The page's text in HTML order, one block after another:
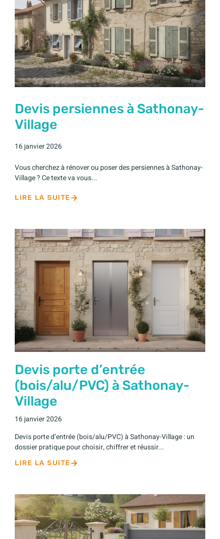
Devis persiennes à Sathonay-
Village
16 janvier 2026
Vous cherchez à rénover ou poser des persiennes à Sathonay-
Village ? Ce texte va vous...
LIRE LA SUITE
Devis porte d’entrée
(bois/alu/PVC) à Sathonay-
Village
16 janvier 2026
Devis porte d’entrée (bois/alu/PVC) à Sathonay-Village : un
dossier pratique pour choisir, chiffrer et réussir...
LIRE LA SUITE